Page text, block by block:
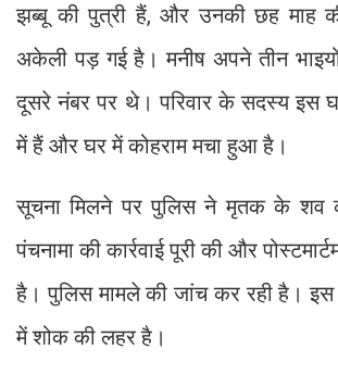
झब्बू की पुत्री हैं, और उनकी छह माह
अकेली पड़ गई है। मनीष अपने तीन
दूसरे नंबर पर थे। परिवार के सदस्य इस
में हैं और घर में कोहराम मचा हुआ है।
सूचना मिलने पर पुलिस ने मृतक के शव
पंचनामा की कार्रवाई पूरी की और
है। पुलिस मामले की जांच कर रही है। इस
में शोक की लहर है।